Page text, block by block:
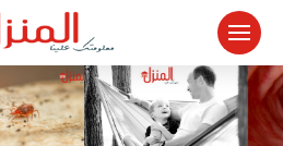
التجاوز
المحتوى